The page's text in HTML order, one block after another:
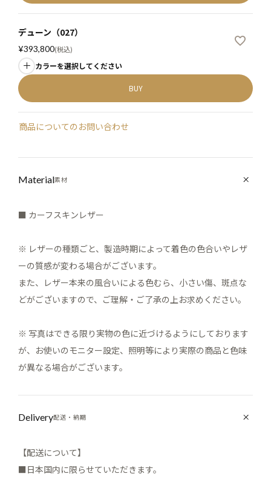
デューン（027）
¥393,800 税込
BUY
カラーを選択してください
商品についてのお問い合わせ
Material素材
■ カーフスキンレザー
※ レザーの種類ごと、製造時期によって着色の色合いやレザ
ーの質感が変わる場合がございます。
また、レザー本来の風合いによる色むら、小さい傷、斑点な
どがございますので、ご理解・ご了承の上お求めください。
※ 写真はできる限り実物の色に近づけるようにしております
が、お使いのモニター設定、照明等により実際の商品と色味
が異なる場合がございます。
Delivery配送・納期
【配送について】
■日本国内に限らせていただきます。